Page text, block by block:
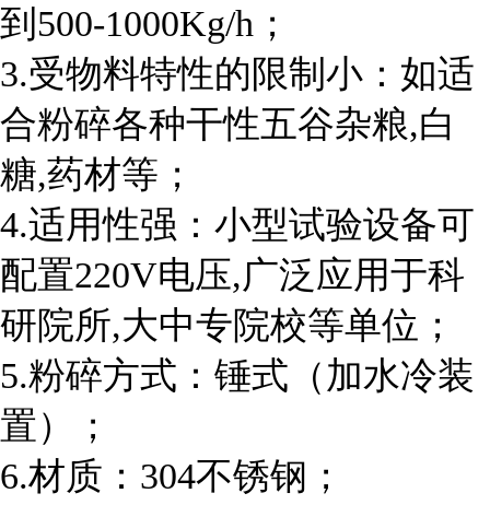
到500-1000Kg/h；
3.受物料特性的限制小：如适
合粉碎各种干性五谷杂粮,白
糖,药材等；
4.适用性强：小型试验设备可
配置220V电压,广泛应用于科
研院所,大中专院校等单位；
5.粉碎方式：锤式（加水冷装
置）；
6.材质：304不锈钢；